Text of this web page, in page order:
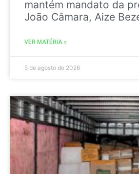
mantém mandato da
João Câmara, Aize
VER MATÉRIA »
5 de agosto de 2026